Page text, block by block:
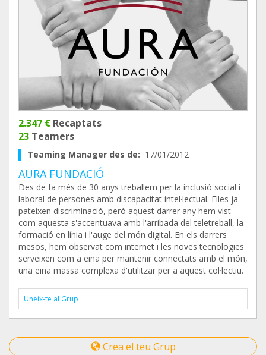
2.347 € Recaptats
23 Teamers
Teaming Manager des de: 17/01/2012
AURA FUNDACIÓ
Des de fa més de 30 anys treballem per la inclusió social i
laboral de persones amb discapacitat intel·lectual. Elles ja
pateixen discriminació, però aquest darrer any hem vist
com aquesta s'accentuava amb l'arribada del teletreball, la
formació en línia i l'auge del món digital. En els darrers
mesos, hem observat com internet i les noves tecnologies
serveixen com a eina per mantenir connectats amb el món,
una eina massa complexa d'utilitzar per a aquest col·lectiu.
Uneix-te al Grup
Crea el teu Grup